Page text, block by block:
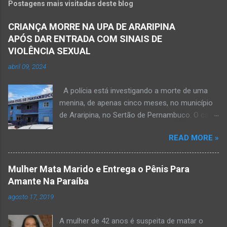
Postagens mais visitadas deste blog
CRIANÇA MORRE NA UPA DE ARARIPINA
APÓS DAR ENTRADA COM SINAIS DE
VIOLÊNCIA SEXUAL
abril 09, 2024
A polícia está investigando a morte de uma
menina, de apenas cinco meses, no município
de Araripina, no Sertão de Pernambuco. O caso
morte a esclarecer”. A PM diz que, na segunda-
feira (8), foi acionada para verificar uma
possível ocorrência de estupro de vulnerável,
na UPA da cidade, mas ao chegar ao local a
vítima estava com um quadro de desidratação
READ MORE »
Mulher Mata Marido e Entrega o Pênis Para
Amante Na Paraíba
agosto 17, 2019
A mulher de 42 anos é suspeita de matar o